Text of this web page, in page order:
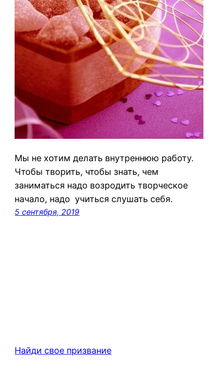
Мы не хотим делать внутреннюю работу.
Чтобы творить, чтобы знать, чем
заниматься надо возродить творческое
начало, надо учиться слушать себя.
5 сентября, 2019
Найди свое призвание